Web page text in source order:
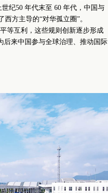
纪50 年代末至 60 年代，中国与
方主导的“对华孤立圈”。
等互利，这些规则创新逐步形成
后来中国参与全球治理、推动国际